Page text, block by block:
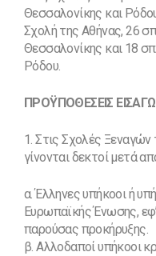
Θεσσαλονίκης και
Σχολή της Αθήνας, 26
Θεσσαλονίκης και 18
Ρόδου.
ΠΡΟΫΠΟΘΕΣΕΙΣ
1. Στις Σχολές Ξεναγών
γίνονται δεκτοί μετά
α. Έλληνες υπήκοοι ή
Ευρωπαϊκής Ένωσης,
παρούσας προκήρυξης.
β. Αλλοδαποί υπήκοοι